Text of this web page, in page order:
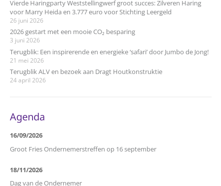
Vierde Haringparty Weststellingwerf groot succes: Zilveren Haring
voor Marry Heida en 3.777 euro voor Stichting Leergeld
26 juni 2026
2026 gestart met een mooie CO₂ besparing
3 juni 2026
Terugblik: Een inspirerende en energieke ‘safari’ door Jumbo de Jong!
21 mei 2026
Terugblik ALV en bezoek aan Dragt Houtkonstruktie
24 april 2026
Agenda
16/09/2026
Groot Fries Ondernemerstreffen op 16 september
18/11/2026
Dag van de Ondernemer